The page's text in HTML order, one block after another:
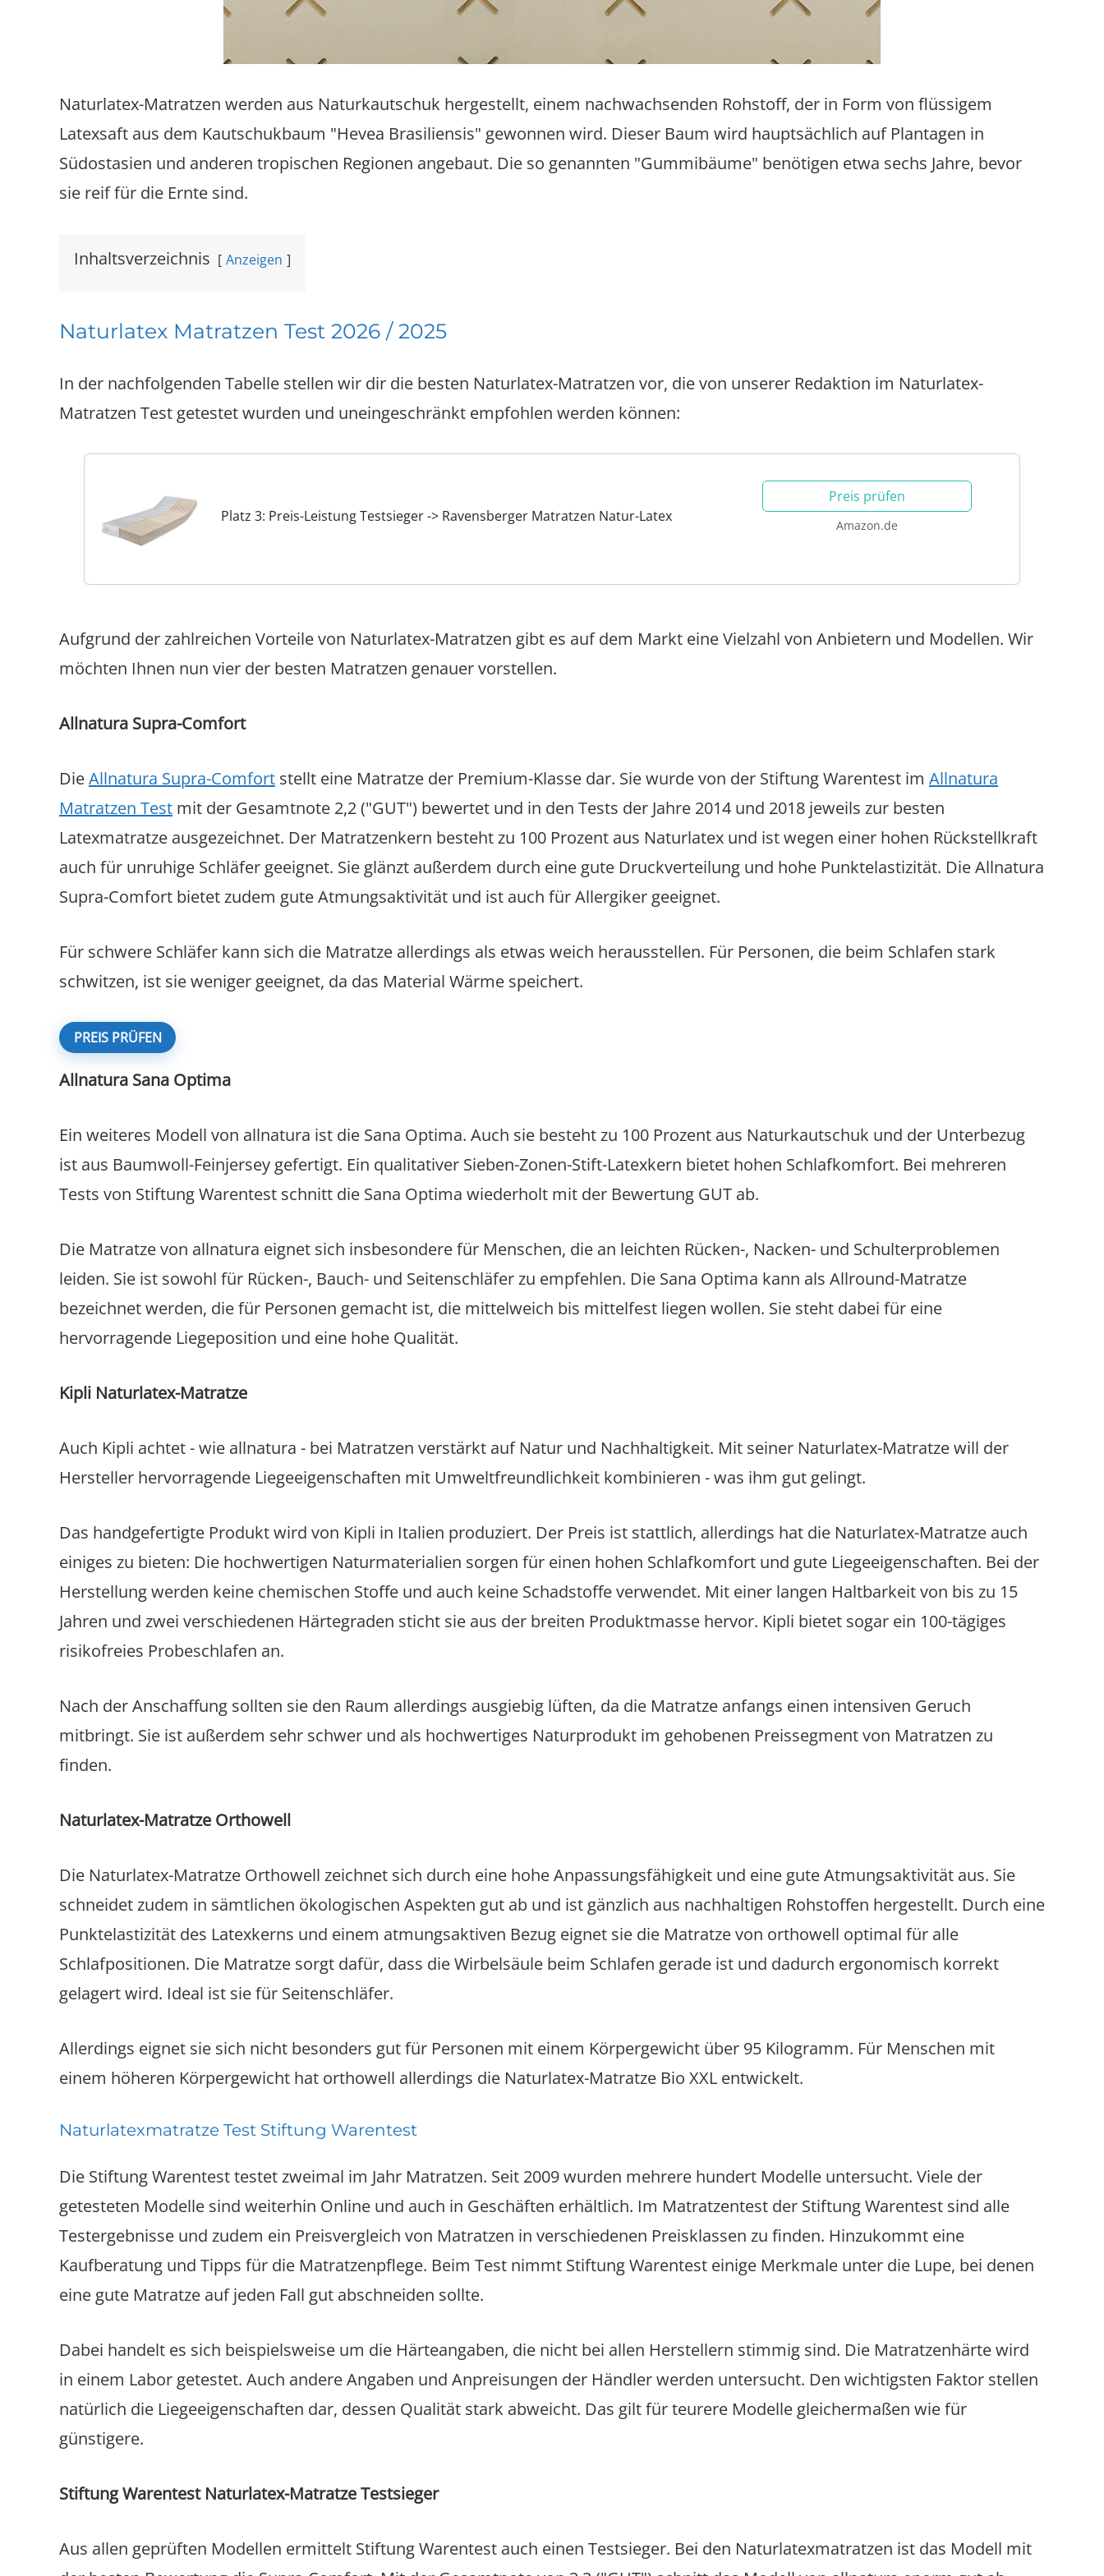
Naturlatex-Matratzen werden aus Naturkautschuk hergestellt, einem nachwachsenden Rohstoff, der in Form von flüssigem
Latexsaft aus dem Kautschukbaum "Hevea Brasiliensis" gewonnen wird. Dieser Baum wird hauptsächlich auf Plantagen in
Südostasien und anderen tropischen Regionen angebaut. Die so genannten "Gummibäume" benötigen etwa sechs Jahre, bevor
sie reif für die Ernte sind.
Inhaltsverzeichnis Anzeigen
Naturlatex Matratzen Test 2026 / 2025
In der nachfolgenden Tabelle stellen wir dir die besten Naturlatex-Matratzen vor, die von unserer Redaktion im Naturlatex-
Matratzen Test getestet wurden und uneingeschränkt empfohlen werden können:
Platz 3: Preis-Leistung Testsieger -> Ravensberger Matratzen Natur-Latex
Preis prüfen
Amazon.de
Aufgrund der zahlreichen Vorteile von Naturlatex-Matratzen gibt es auf dem Markt eine Vielzahl von Anbietern und Modellen. Wir
möchten Ihnen nun vier der besten Matratzen genauer vorstellen.
Allnatura Supra-Comfort
DieAllnatura Supra-Comfort stellt eine Matratze der Premium-Klasse dar. Sie wurde von der Stiftung Warentest im Allnatura
Matratzen Test mit der Gesamtnote 2,2 ("GUT") bewertet und in den Tests der Jahre 2014 und 2018 jeweils zur besten
Latexmatratze ausgezeichnet. Der Matratzenkern besteht zu 100 Prozent aus Naturlatex und ist wegen einer hohen Rückstellkraft
auch für unruhige Schläfer geeignet. Sie glänzt außerdem durch eine gute Druckverteilung und hohe Punktelastizität. Die Allnatura
Supra-Comfort bietet zudem gute Atmungsaktivität und ist auch für Allergiker geeignet.
Für schwere Schläfer kann sich die Matratze allerdings als etwas weich herausstellen. Für Personen, die beim Schlafen stark
schwitzen, ist sie weniger geeignet, da das Material Wärme speichert.
PREIS PRÜFEN
Allnatura Sana Optima
Ein weiteres Modell von allnatura ist die Sana Optima. Auch sie besteht zu 100 Prozent aus Naturkautschuk und der Unterbezug
ist aus Baumwoll-Feinjersey gefertigt. Ein qualitativer Sieben-Zonen-Stift-Latexkern bietet hohen Schlafkomfort. Bei mehreren
Tests von Stiftung Warentest schnitt die Sana Optima wiederholt mit der Bewertung GUT ab.
Die Matratze von allnatura eignet sich insbesondere für Menschen, die an leichten Rücken-, Nacken- und Schulterproblemen
leiden. Sie ist sowohl für Rücken-, Bauch- und Seitenschläfer zu empfehlen. Die Sana Optima kann als Allround-Matratze
bezeichnet werden, die für Personen gemacht ist, die mittelweich bis mittelfest liegen wollen. Sie steht dabei für eine
hervorragende Liegeposition und eine hohe Qualität.
Kipli Naturlatex-Matratze
Auch Kipli achtet - wie allnatura - bei Matratzen verstärkt auf Natur und Nachhaltigkeit. Mit seiner Naturlatex-Matratze will der
Hersteller hervorragende Liegeeigenschaften mit Umweltfreundlichkeit kombinieren - was ihm gut gelingt.
Das handgefertigte Produkt wird von Kipli in Italien produziert. Der Preis ist stattlich, allerdings hat die Naturlatex-Matratze auch
einiges zu bieten: Die hochwertigen Naturmaterialien sorgen für einen hohen Schlafkomfort und gute Liegeeigenschaften. Bei der
Herstellung werden keine chemischen Stoffe und auch keine Schadstoffe verwendet. Mit einer langen Haltbarkeit von bis zu 15
Jahren und zwei verschiedenen Härtegraden sticht sie aus der breiten Produktmasse hervor. Kipli bietet sogar ein 100-tägiges
risikofreies Probeschlafen an.
Nach der Anschaffung sollten sie den Raum allerdings ausgiebig lüften, da die Matratze anfangs einen intensiven Geruch
mitbringt. Sie ist außerdem sehr schwer und als hochwertiges Naturprodukt im gehobenen Preissegment von Matratzen zu
finden.
Naturlatex-Matratze Orthowell
Die Naturlatex-Matratze Orthowell zeichnet sich durch eine hohe Anpassungsfähigkeit und eine gute Atmungsaktivität aus. Sie
schneidet zudem in sämtlichen ökologischen Aspekten gut ab und ist gänzlich aus nachhaltigen Rohstoffen hergestellt. Durch eine
Punktelastizität des Latexkerns und einem atmungsaktiven Bezug eignet sie die Matratze von orthowell optimal für alle
Schlafpositionen. Die Matratze sorgt dafür, dass die Wirbelsäule beim Schlafen gerade ist und dadurch ergonomisch korrekt
gelagert wird. Ideal ist sie für Seitenschläfer.
Allerdings eignet sie sich nicht besonders gut für Personen mit einem Körpergewicht über 95 Kilogramm. Für Menschen mit
einem höheren Körpergewicht hat orthowell allerdings die Naturlatex-Matratze Bio XXL entwickelt.
Naturlatexmatratze Test Stiftung Warentest
Die Stiftung Warentest testet zweimal im Jahr Matratzen. Seit 2009 wurden mehrere hundert Modelle untersucht. Viele der
getesteten Modelle sind weiterhin Online und auch in Geschäften erhältlich. Im Matratzentest der Stiftung Warentest sind alle
Testergebnisse und zudem ein Preisvergleich von Matratzen in verschiedenen Preisklassen zu finden. Hinzukommt eine
Kaufberatung und Tipps für die Matratzenpflege. Beim Test nimmt Stiftung Warentest einige Merkmale unter die Lupe, bei denen
eine gute Matratze auf jeden Fall gut abschneiden sollte.
Dabei handelt es sich beispielsweise um die Härteangaben, die nicht bei allen Herstellern stimmig sind. Die Matratzenhärte wird
in einem Labor getestet. Auch andere Angaben und Anpreisungen der Händler werden untersucht. Den wichtigsten Faktor stellen
natürlich die Liegeeigenschaften dar, dessen Qualität stark abweicht. Das gilt für teurere Modelle gleichermaßen wie für
günstigere.
Stiftung Warentest Naturlatex-Matratze Testsieger
Aus allen geprüften Modellen ermittelt Stiftung Warentest auch einen Testsieger. Bei den Naturlatexmatratzen ist das Modell mit